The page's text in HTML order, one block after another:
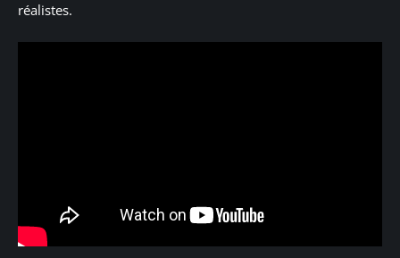
réalistes.